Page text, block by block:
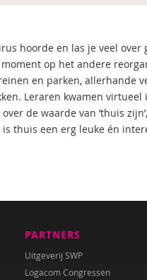
hoorde en las je veel
op het andere
en parken, allerhande
Leraren kwamen
de waarde van ’thuis
thuis een erg leuke én
PARTNERS
Uitgeverij SWP
Logacom Congressen